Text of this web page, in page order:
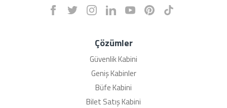
Çözümler
Güvenlik Kabini
Geniş Kabinler
Büfe Kabini
Bilet Satış Kabini